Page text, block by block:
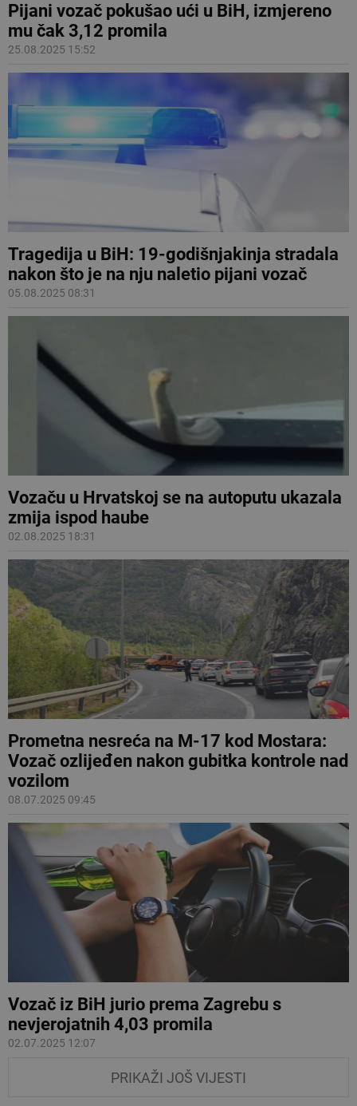
Pijani vozač pokušao ući u BiH, izmjereno
mu čak 3,12 promila
25.08.2025 15:52
Tragedija u BiH: 19-godišnjakinja stradala
nakon što je na nju naletio pijani vozač
05.08.2025 08:31
Vozaču u Hrvatskoj se na autoputu ukazala
zmija ispod haube
02.08.2025 18:31
Prometna nesreća na M-17 kod Mostara:
Vozač ozlijeđen nakon gubitka kontrole nad
vozilom
08.07.2025 09:45
Vozač iz BiH jurio prema Zagrebu s
nevjerojatnih 4,03 promila
02.07.2025 12:07
PRIKAŽI JOŠ VIJESTI